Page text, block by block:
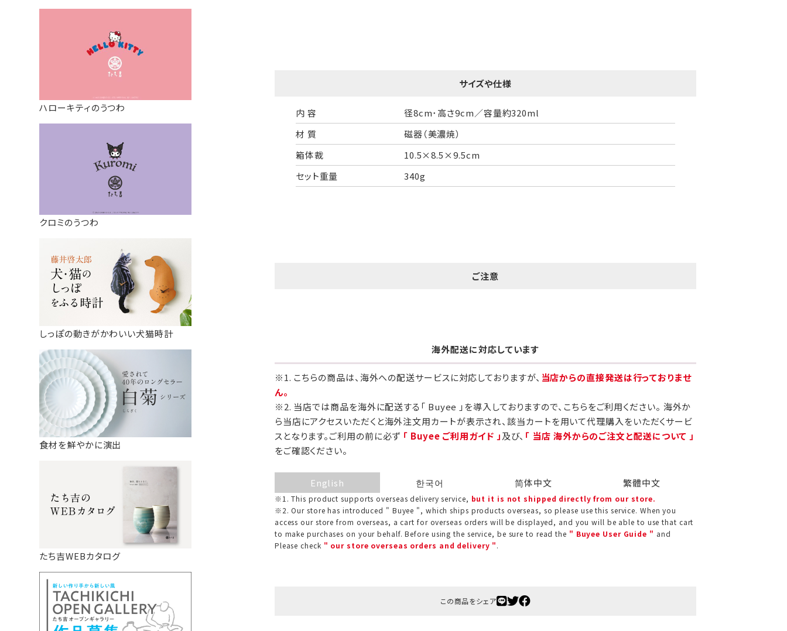
ハローキティのうつわ
クロミのうつわ
しっぽの動きがかわいい犬猫時計
食材を鮮やかに演出
たち吉WEBカタログ
一般的なギフト包装 婚礼や出産などのギフト包装
のし・包装体裁により、紐（ひも）掛けしない場合があります。
天掛け包装について
包装紙でお包みできない一部の商品
手提袋はお付けできません。
手提げ袋について
ご注文時に、ご希望枚数をご記入ください。
A:京名所 袋
サイズ
サイズや仕様
内 容
径8cm･高さ9cm／容量約320ml
材 質
磁器（美濃焼）
箱体裁
10.5×8.5×9.5cm
セット重量
340g
ご注意
海外配送に対応しています
※1. こちらの商品は、海外への配送サービスに対応しておりますが、 当店からの直接発送は行っておりませ
ん。
※2. 当店では商品を海外に配送する「 Buyee 」を導入しておりますので、こちらをご利用ください。 海外か
ら当店にアクセスいただくと海外注文用カートが表示され、該当カートを用いて代理購入をいただくサービ
スとなります。ご利用の前に必ず 「 Buyee ご利用ガイド 」及び、 「 当店 海外からのご注文と配送について 」
をご確認ください。
English
※1. This product supports overseas delivery service, but it is not shipped directly from our store.
※2. Our store has introduced " Buyee ", which ships products overseas, so please use this service. When you
access our store from overseas, a cart for overseas orders will be displayed, and you will be able to use that cart
to make purchases on your behalf. Before using the service, be sure to read the " Buyee User Guide " and
Please check " our store overseas orders and delivery ".
한국어 简体中文 繁體中文
この商品をシェア